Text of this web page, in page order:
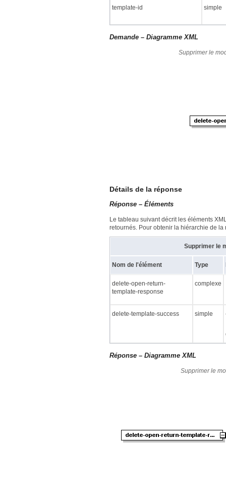
template-id simple
Demande – Diagramme XML
Supprimer le
Détails de la réponse
Réponse – Éléments
Le tableau suivant décrit les éléments
retournés. Pour obtenir la hiérarchie de
Supprimer le
Nom de l'élément Type
delete-open-return-
template-response
complexe
delete-template-success simple
Réponse – Diagramme XML
Supprimer le